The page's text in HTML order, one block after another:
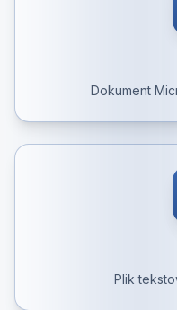
Dokument
Plik